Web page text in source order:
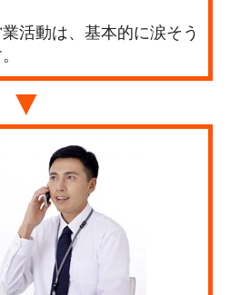
活動は、基本的に涙そう
▼